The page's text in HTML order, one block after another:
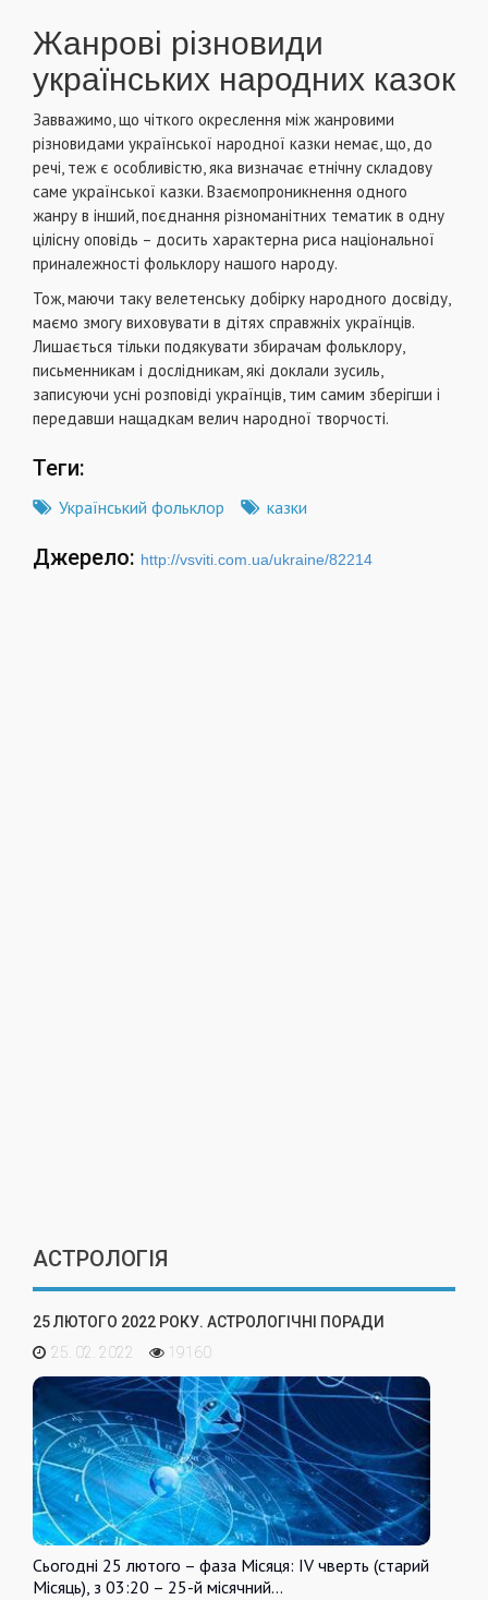
Жанрові різновиди
українських народних казок
Завважимо, що чіткого окреслення між жанровими
різновидами української народної казки немає, що, до
речі, теж є особливістю, яка визначає етнічну складову
саме української казки. Взаємопроникнення одного
жанру в інший, поєднання різноманітних тематик в одну
цілісну оповідь – досить характерна риса національної
приналежності фольклору нашого народу.
Тож, маючи таку велетенську добірку народного досвіду,
маємо змогу виховувати в дітях справжніх українців.
Лишається тільки подякувати збирачам фольклору,
письменникам і дослідникам, які доклали зусиль,
записуючи усні розповіді українців, тим самим зберігши і
передавши нащадкам велич народної творчості.
Теги:
Український фольклор казки
Джерело: http://vsviti.com.ua/ukraine/82214
АСТРОЛОГІЯ
25 ЛЮТОГО 2022 РОКУ. АСТРОЛОГІЧНІ ПОРАДИ
25. 02. 2022
19160
Сьогодні 25 лютого – фаза Місяця: IV чверть (старий
Місяць), з 03:20 – 25-й місячний…